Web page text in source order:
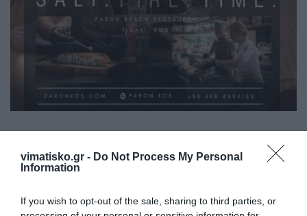
vimatisko.gr - Do Not Process My Personal
Information
If you wish to opt-out of the sale, sharing to third parties, or